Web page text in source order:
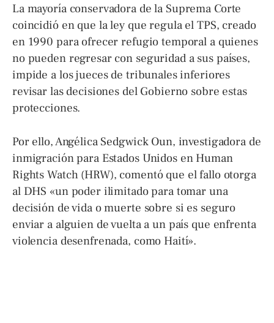
La mayoría conservadora de la Suprema Corte
coincidió en que la ley que regula el TPS, creado
en 1990 para ofrecer refugio temporal a quienes
no pueden regresar con seguridad a sus países,
impide a los jueces de tribunales inferiores
revisar las decisiones del Gobierno sobre estas
protecciones.
Por ello, Angélica Sedgwick Oun, investigadora de
inmigración para Estados Unidos en Human
Rights Watch (HRW), comentó que el fallo otorga
al DHS «un poder ilimitado para tomar una
decisión de vida o muerte sobre si es seguro
enviar a alguien de vuelta a un país que enfrenta
violencia desenfrenada, como Haití».